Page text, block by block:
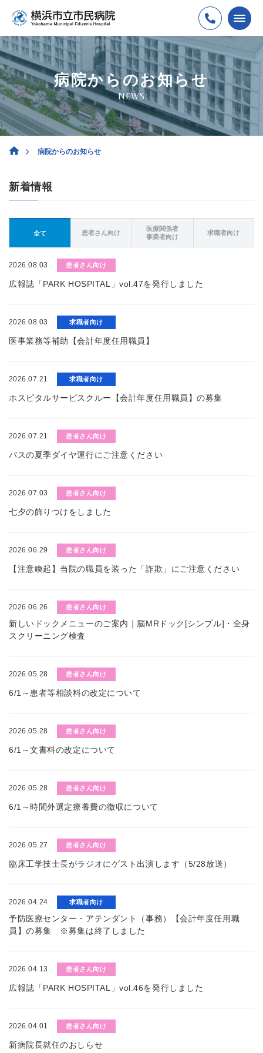
病院からのお知らせ
NEWS
病院からのお知らせ
新着情報
全て 患者さん向け
医療関係者
事業者向け
求職者向け
2026.08.03 患者さん向け
広報誌「PARK HOSPITAL」vol.47を発行しました
2026.08.03 求職者向け
医事業務等補助【会計年度任用職員】
2026.07.21 求職者向け
ホスピタルサービスクルー【会計年度任用職員】の募集
2026.07.21 患者さん向け
バスの夏季ダイヤ運行にご注意ください
2026.07.03 患者さん向け
七夕の飾りつけをしました
2026.06.29 患者さん向け
【注意喚起】当院の職員を装った「詐欺」にご注意ください
2026.06.26 患者さん向け
新しいドックメニューのご案内｜脳MRドック[シンプル]・全身
スクリーニング検査
2026.05.28 患者さん向け
6/1～患者等相談料の改定について
2026.05.28 患者さん向け
6/1～文書料の改定について
2026.05.28 患者さん向け
6/1～時間外選定療養費の徴収について
2026.05.27 患者さん向け
臨床工学技士長がラジオにゲスト出演します（5/28放送）
2026.04.24 求職者向け
予防医療センター・アテンダント（事務）【会計年度任用職
員】の募集 ※募集は終了しました
2026.04.13 患者さん向け
広報誌「PARK HOSPITAL」vol.46を発行しました
2026.04.01 患者さん向け
新病院長就任のおしらせ